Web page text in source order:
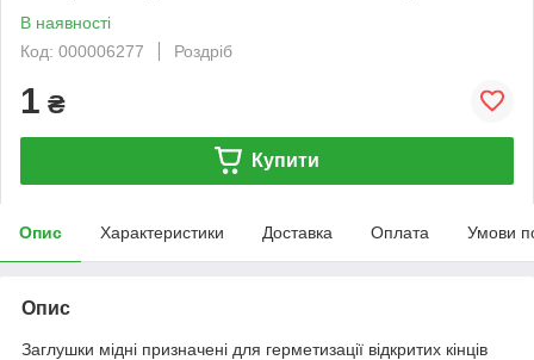
В наявності
Код: 000006277
Роздріб
1 ₴
Купити
Опис Характеристики Доставка Оплата Умови
Опис
Заглушки мідні призначені для герметизації відкритих кінців